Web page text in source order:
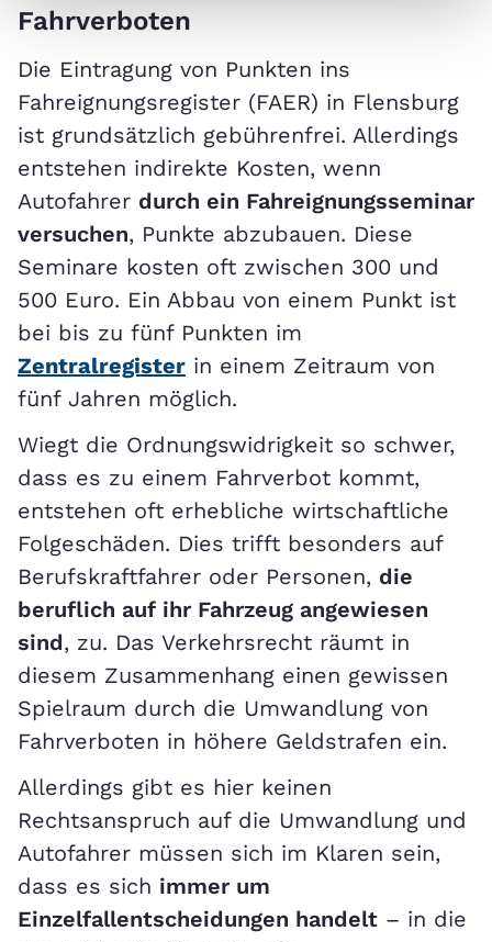
Fahrverboten
Die Eintragung von Punkten ins
Fahreignungsregister (FAER) in Flensburg
ist grundsätzlich gebührenfrei. Allerdings
entstehen indirekte Kosten, wenn
Autofahrer durch ein Fahreignungsseminar
versuchen, Punkte abzubauen. Diese
Seminare kosten oft zwischen 300 und
500 Euro. Ein Abbau von einem Punkt ist
bei bis zu fünf Punkten im
Zentralregister in einem Zeitraum von
fünf Jahren möglich.
Wiegt die Ordnungswidrigkeit so schwer,
dass es zu einem Fahrverbot kommt,
entstehen oft erhebliche wirtschaftliche
Folgeschäden. Dies trifft besonders auf
Berufskraftfahrer oder Personen, die
beruflich auf ihr Fahrzeug angewiesen
sind, zu. Das Verkehrsrecht räumt in
diesem Zusammenhang einen gewissen
Spielraum durch die Umwandlung von
Fahrverboten in höhere Geldstrafen ein.
Allerdings gibt es hier keinen
Rechtsanspruch auf die Umwandlung und
Autofahrer müssen sich im Klaren sein,
dass es sich immer um
Einzelfallentscheidungen handelt – in die